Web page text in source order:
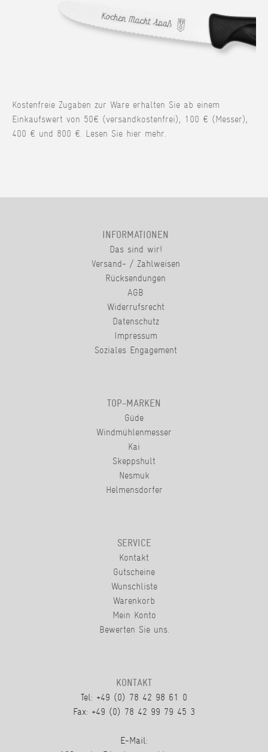
Kostenfreie Zugaben zur Ware erhalten Sie ab einem
Einkaufswert von 50€ (versandkostenfrei), 100 € (Messer),
400 € und 800 €. Lesen Sie hier mehr.
INFORMATIONEN
Das sind wir!
Versand- / Zahlweisen
Rücksendungen
AGB
Widerrufsrecht
Datenschutz
Impressum
Soziales Engagement
TOP-MARKEN
Güde
Windmühlenmesser
Kai
Skeppshult
Nesmuk
Helmensdorfer
SERVICE
Kontakt
Gutscheine
Wunschliste
Warenkorb
Mein Konto
Bewerten Sie uns.
KONTAKT
Tel: +49 (0) 78 42 98 61 0
Fax: +49 (0) 78 42 99 79 45 3
E-Mail: